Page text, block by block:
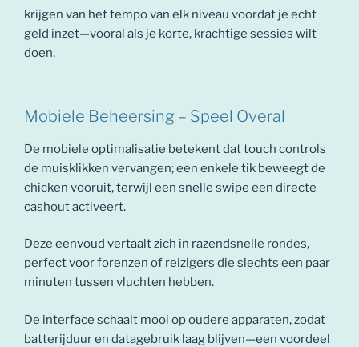
krijgen van het tempo van elk niveau voordat je echt
geld inzet—vooral als je korte, krachtige sessies wilt
doen.
Mobiele Beheersing – Speel Overal
De mobiele optimalisatie betekent dat touch controls
de muisklikken vervangen; een enkele tik beweegt de
chicken vooruit, terwijl een snelle swipe een directe
cashout activeert.
Deze eenvoud vertaalt zich in razendsnelle rondes,
perfect voor forenzen of reizigers die slechts een paar
minuten tussen vluchten hebben.
De interface schaalt mooi op oudere apparaten, zodat
batterijduur en datagebruik laag blijven—een voordeel